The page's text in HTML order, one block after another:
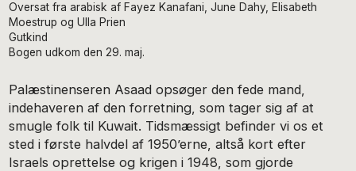
Oversat fra arabisk af Fayez Kanafani, June Dahy, Elisabeth
Moestrup og Ulla Prien
Gutkind
Bogen udkom den 29. maj.
Palæstinenseren Asaad opsøger den fede mand,
indehaveren af den forretning, som tager sig af at
smugle folk til Kuwait. Tidsmæssigt befinder vi os et
sted i første halvdel af 1950’erne, altså kort efter
Israels oprettelse og krigen i 1948, som gjorde